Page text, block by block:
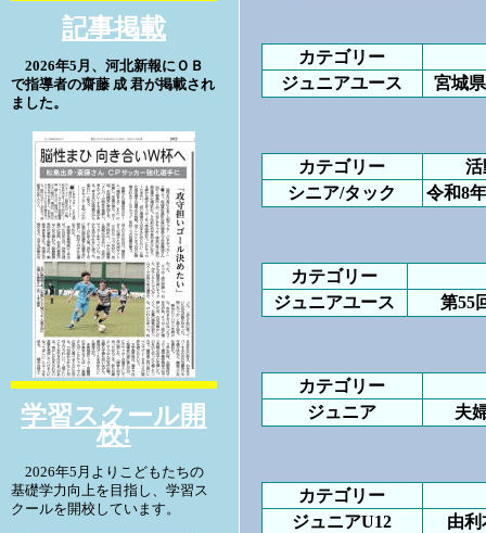
記事掲載
2026年5月、河北新報にＯＢ
で指導者の齋藤 成 君が掲載され
ました。
学習スクール開
校!
2026年5月よりこどもたちの
基礎学力向上を目指し、学習ス
クールを開校しています。
カテゴリー
ジュニアユース
宮城
カテゴリー
活
シニア/タック
令和8
カテゴリー
ジュニアユース
第55
カテゴリー
ジュニア
夫
カテゴリー
ジュニアU12
由